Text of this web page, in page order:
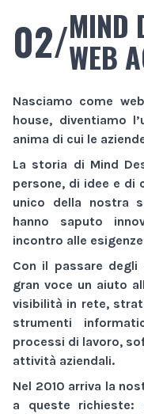
02/MIND
WEB
Nasciamo come
house, diventiamo
anima di cui le
La storia di Mind
persone, di idee e di
unico della nostra
hanno saputo
incontro alle
Con il passare
gran voce un aiuto
visibilità in rete,
strumenti
processi di lavoro,
attività aziendali.
Nel 2010 arriva la
a queste richieste: